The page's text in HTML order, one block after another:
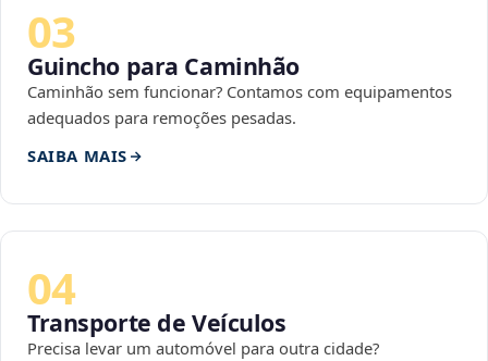
03
Guincho para Caminhão
Caminhão sem funcionar? Contamos com equipamentos
adequados para remoções pesadas.
SAIBA MAIS
04
Transporte de Veículos
Precisa levar um automóvel para outra cidade?